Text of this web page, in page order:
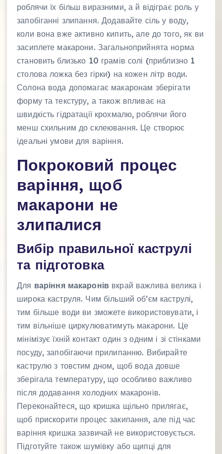
роблячи їх більш виразними, а й відіграє роль у
запобіганні злипання. Додавайте сіль у воду,
коли вона вже активно кипить, але до того, як ви
засиплете макарони. Загальноприйнята норма
становить близько 10 грамів солі (приблизно 1
столова ложка без гірки) на кожен літр води.
Солона вода допомагає макаронам зберігати
форму та текстуру, а також впливає на
швидкість гідратації крохмалю, роблячи його
менш схильним до склеювання. Це створює
ідеальні умови для варіння.
Покроковий процес
варіння, щоб
макарони не
злипалися
Вибір правильної каструлі
та підготовка
Для варіння макаронів вкрай важлива велика і
широка каструля. Чим більший об’єм каструлі,
тим більше води ви зможете використовувати, і
тим вільніше циркулюватимуть макарони. Це
мінімізує їхній контакт один з одним і зі стінками
посуду, запобігаючи прилипанню. Вибирайте
каструлю з товстим дном, щоб вода довше
зберігала температуру, що особливо важливо
після додавання холодних макаронів.
Переконайтеся, що кришка щільно прилягає,
щоб прискорити процес закипання, але під час
варіння кришка зазвичай не використовується.
Підготуйте також шумівку або щипці для